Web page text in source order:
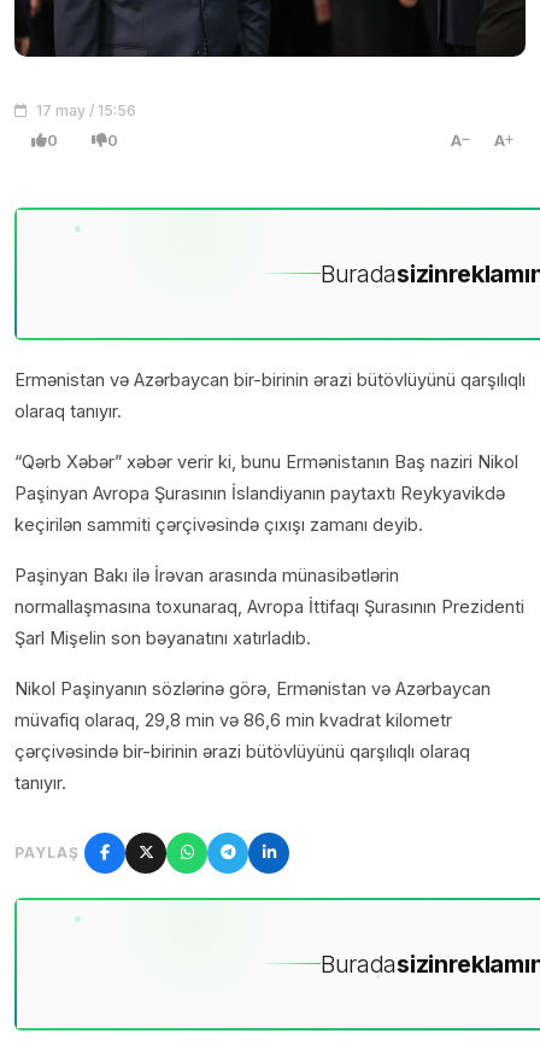
17 may / 15:56
0 0 A A
Buradasizin
Ermənistan və Azərbaycan bir-birinin ərazi bütövlüyünü qarşılıqlı
olaraq tanıyır.
“Qərb Xəbər” xəbər verir ki, bunu Ermənistanın Baş naziri Nikol
Paşinyan Avropa Şurasının İslandiyanın paytaxtı Reykyavikdə
keçirilən sammiti çərçivəsində çıxışı zamanı deyib.
Paşinyan Bakı ilə İrəvan arasında münasibətlərin
normallaşmasına toxunaraq, Avropa İttifaqı Şurasının Prezidenti
Şarl Mişelin son bəyanatını xatırladıb.
Nikol Paşinyanın sözlərinə görə, Ermənistan və Azərbaycan
müvafiq olaraq, 29,8 min və 86,6 min kvadrat kilometr
çərçivəsində bir-birinin ərazi bütövlüyünü qarşılıqlı olaraq
tanıyır.
PAYLAŞ
Buradasizin